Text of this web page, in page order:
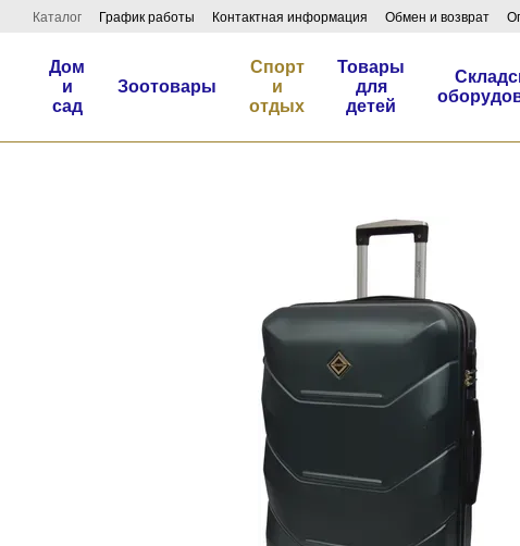
Перейти к основному контенту
Каталог График работы Контактная информация Обмен и возврат
Дом
и
сад
Зоотовары
Спорт
и
отдых
Товары
для
детей